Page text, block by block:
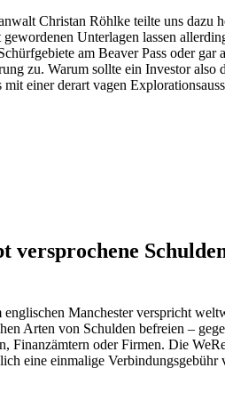
Christan Röhlke teilte uns dazu
gewordenen Unterlagen lassen
am Beaver Pass oder gar
zu. Warum sollte ein Investor also
einer derart vagen
versprochene
Manchester verspricht
Arten von Schulden befreien –
Finanzämtern oder Firmen. Die
eine einmalige